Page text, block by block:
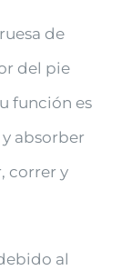
de
del pie
función es
absorber
correr y
al